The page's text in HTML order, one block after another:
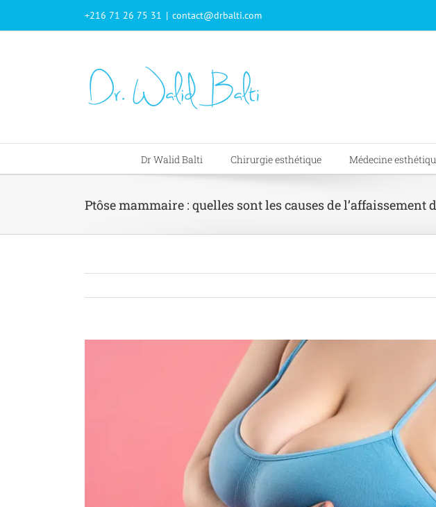
+216 71 26 75 31 | contact@drbalti.com
Dr Walid Balti Chirurgie esthétique Médecine
Ptôse mammaire : quelles sont les causes de l’affaissement